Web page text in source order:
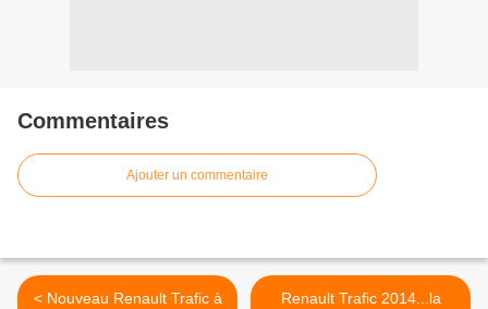
Commentaires
Ajouter un commentaire
< Nouveau Renault Trafic à
Renault Trafic 2014...la